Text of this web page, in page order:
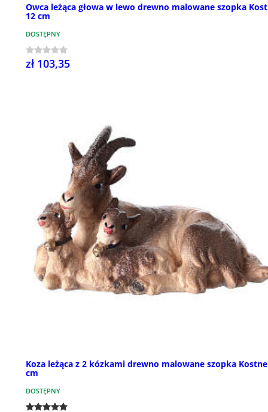
Owca leżąca głowa w lewo drewno malowane szopka
12 cm
DOSTĘPNY
zł 103,35
Koza leżąca z 2 kózkami drewno malowane szopka
cm
DOSTĘPNY